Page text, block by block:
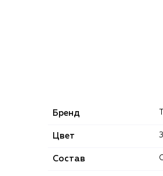
Бренд
Цвет
Состав